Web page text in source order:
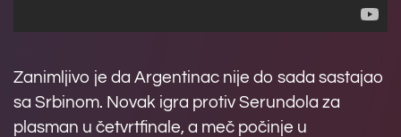
Zanimljivo je da Argentinac nije do sada sastajao
sa Srbinom. Novak igra protiv Serundola za
plasman u četvrtfinale, a meč počinje u